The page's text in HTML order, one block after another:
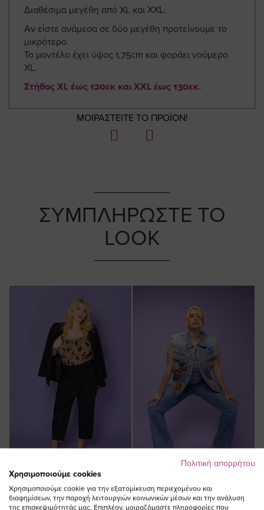
Διαθέσιμα μεγέθη από XL και XXL.
Αν είστε ανάμεσα σε δύο μεγέθη προτείνουμε το
μικρότερο.
Το μοντέλο έχει ύψος 1,75cm και φοράει νούμερο
XL.
Στήθος XL έως 120εκ και XXL έως 130εκ.
ΜΟΙΡΑΣΤΕΙΤΕ ΤΟ ΠΡΟΪΟΝ!
ΣΥΜΠΛΗΡΩΣΤΕ ΤΟ
LOOK
ΠΡΟΣΘΗΚΗ ΣΤΟ
ΚΑΛΑΘΙ
ΠΡΟΣΘΗΚΗ ΣΤΟ
ΚΑΛΑΘΙ
Πολιτική απορρήτου
Χρησιμοποιούμε cookies
Χρησιμοποιούμε cookie για την εξατομίκευση περιεχομένου και
διαφημίσεων, την παροχή λειτουργιών κοινωνικών μέσων και την ανάλυση
της επισκεψιμότητάς μας. Επιπλέον, μοιραζόμαστε πληροφορίες που